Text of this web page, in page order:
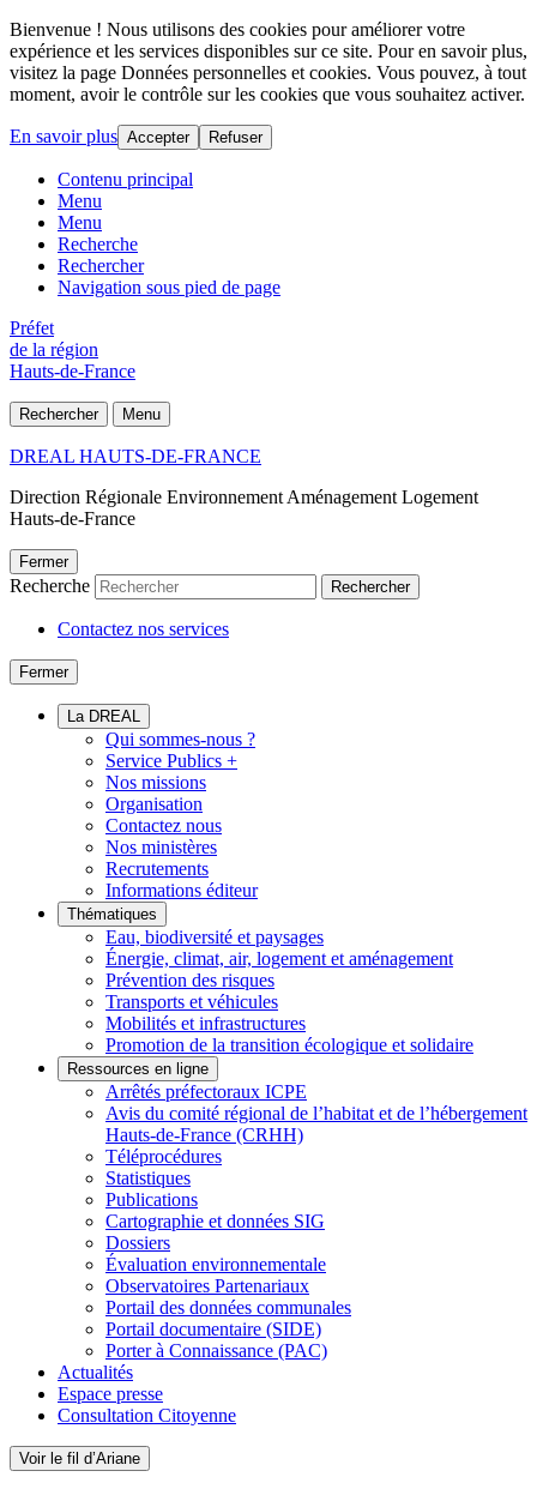
Bienvenue ! Nous utilisons des cookies pour améliorer votre
expérience et les services disponibles sur ce site. Pour en savoir plus,
visitez la page Données personnelles et cookies. Vous pouvez, à tout
moment, avoir le contrôle sur les cookies que vous souhaitez activer.
En savoir plus Accepter Refuser
Contenu principal
Menu
Menu
Recherche
Rechercher
Navigation sous pied de page
Préfet
de la région
Hauts-de-France
Rechercher Menu
DREAL HAUTS-DE-FRANCE
Direction Régionale Environnement Aménagement Logement
Hauts-de-France
Fermer
Recherche Rechercher
Contactez nos services
Fermer
La DREAL
Qui sommes-nous ?
Service Publics +
Nos missions
Organisation
Contactez nous
Nos ministères
Recrutements
Informations éditeur
Thématiques
Eau, biodiversité et paysages
Énergie, climat, air, logement et aménagement
Prévention des risques
Transports et véhicules
Mobilités et infrastructures
Promotion de la transition écologique et solidaire
Ressources en ligne
Arrêtés préfectoraux ICPE
Avis du comité régional de l’habitat et de l’hébergement
Hauts-de-France (CRHH)
Téléprocédures
Statistiques
Publications
Cartographie et données SIG
Dossiers
Évaluation environnementale
Observatoires Partenariaux
Portail des données communales
Portail documentaire (SIDE)
Porter à Connaissance (PAC)
Actualités
Espace presse
Consultation Citoyenne
Voir le fil d’Ariane